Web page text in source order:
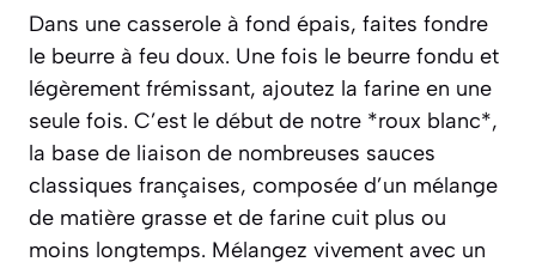
Dans une casserole à fond épais, faites fondre
le beurre à feu doux. Une fois le beurre fondu et
légèrement frémissant, ajoutez la farine en une
seule fois. C’est le début de notre *roux blanc*,
la base de liaison de nombreuses sauces
classiques françaises, composée d’un mélange
de matière grasse et de farine cuit plus ou
moins longtemps. Mélangez vivement avec un